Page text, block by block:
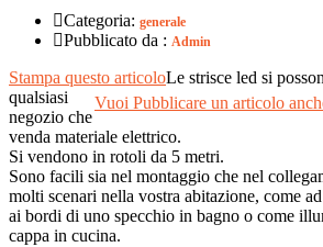
Categoria: generale
Pubblicato da : Admin
Stampa questo articolo
Vuoi Pubblicare un articolo
Le strisce led si
qualsiasi
negozio che
venda materiale elettrico.
Si vendono in rotoli da 5 metri.
Sono facili sia nel montaggio che nel
molti scenari nella vostra abitazione, come
ai bordi di uno specchio in bagno o come
cappa in cucina.